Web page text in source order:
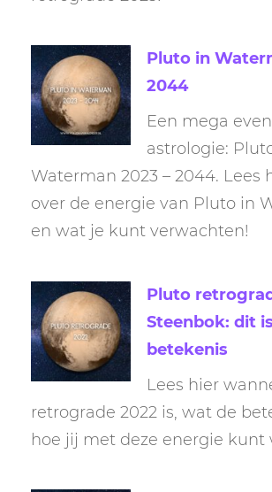
Pluto in
2044
Een mega
astrologie:
Waterman 2023 – 2044. Lees
over de energie van Pluto in
en wat je kunt verwachten!
Pluto
Steenbok: dit
betekenis
Lees hier
retrograde 2022 is, wat de
hoe jij met deze energie kunt